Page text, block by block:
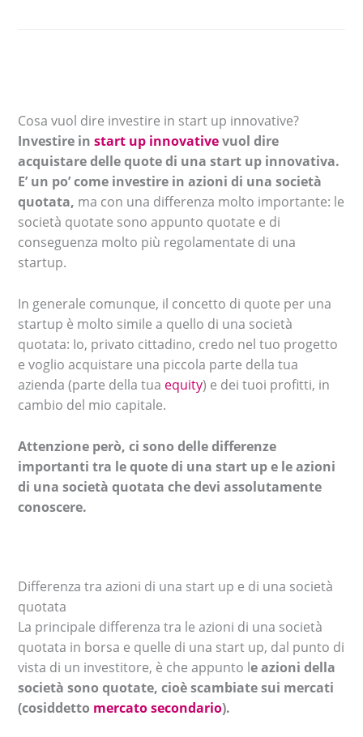
Cosa vuol dire investire in start up innovative?
Investire instart up innovativevuol dire
acquistare delle quote di una start up innovativa.
E’ un po’ come investire in azioni di una società
quotata, ma con una differenza molto importante: le
società quotate sono appunto quotate e di
conseguenza molto più regolamentate di una
startup.
In generale comunque, il concetto di quote per una
startup è molto simile a quello di una società
quotata: Io, privato cittadino, credo nel tuo progetto
e voglio acquistare una piccola parte della tua
azienda (parte della tua equity) e dei tuoi profitti, in
cambio del mio capitale.
Attenzione però, ci sono delle differenze
importanti tra le quote di una start up e le azioni
di una società quotata che devi assolutamente
conoscere.
Differenza tra azioni di una start up e di una società
quotata
La principale differenza tra le azioni di una società
quotata in borsa e quelle di una start up, dal punto di
vista di un investitore, è che appunto le azioni della
società sono quotate, cioè scambiate sui mercati
(cosiddetto mercato secondario).